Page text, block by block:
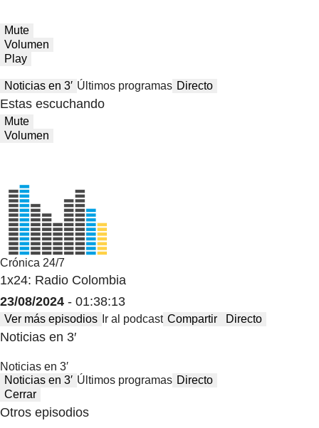
Mute
Volumen
Play
Noticias en 3′ Últimos programas Directo
Estas escuchando
Mute
Volumen
Crónica 24/7
1x24: Radio Colombia
23/08/2024 - 01:38:13
Ver más episodios Ir al podcast Compartir Directo
Noticias en 3′
Noticias en 3′
Noticias en 3′ Últimos programas Directo
Cerrar
Otros episodios